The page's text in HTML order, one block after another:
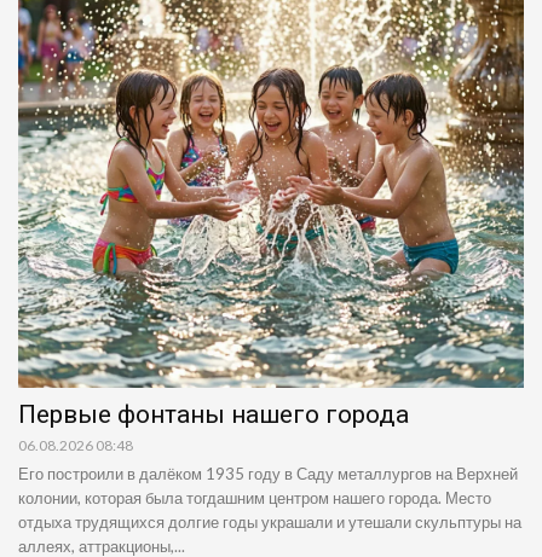
Первые фонтаны нашего города
06.08.2026 08:48
Его построили в далёком 1935 году в Саду металлургов на Верхней
колонии, которая была тогдашним центром нашего города. Место
отдыха трудящихся долгие годы украшали и утешали скульптуры на
аллеях, аттракционы,...